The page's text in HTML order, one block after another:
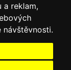
a reklam,
návštěvnosti.